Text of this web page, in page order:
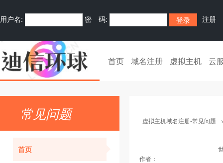
用户名: 密 码: 注册
首页 域名注册 虚拟主机 云
常见问题
首页
虚拟主机域名注册-常见问题
作者：